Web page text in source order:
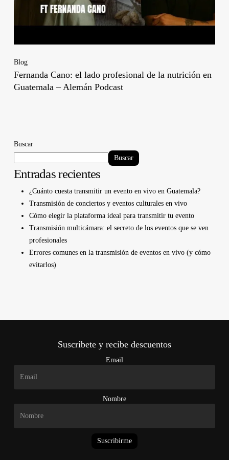
Blog
Fernanda Cano: el lado profesional de la nutrición en
Guatemala – Alemán Podcast
Buscar
Buscar
Entradas recientes
¿Cuánto cuesta transmitir un evento en vivo en Guatemala?
Transmisión de conciertos y eventos culturales en vivo
Cómo elegir la plataforma ideal para transmitir tu evento
Transmisión multicámara: el secreto de los eventos que se ven
profesionales
Errores comunes en la transmisión de eventos en vivo (y cómo
evitarlos)
Suscríbete y recibe descuentos
Email
Nombre
Suscribirme